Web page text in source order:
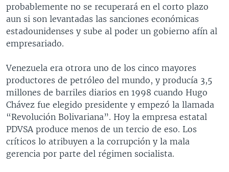
probablemente no se recuperará en el corto plazo
aun si son levantadas las sanciones económicas
estadounidenses y sube al poder un gobierno afín al
empresariado.
Venezuela era otrora uno de los cinco mayores
productores de petróleo del mundo, y producía 3,5
millones de barriles diarios en 1998 cuando Hugo
Chávez fue elegido presidente y empezó la llamada
“Revolución Bolivariana”. Hoy la empresa estatal
PDVSA produce menos de un tercio de eso. Los
críticos lo atribuyen a la corrupción y la mala
gerencia por parte del régimen socialista.